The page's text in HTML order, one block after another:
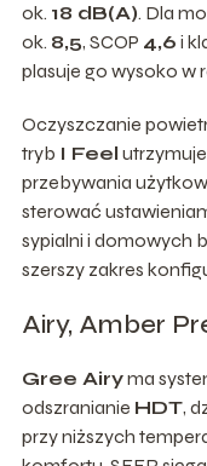
ok. 18 dB(A). Dla
ok. 8,5, SCOP 4,6 i
plasuje go wysoko w
Oczyszczanie
tryb I Feel
przebywania
sterować
sypialni i domowych
szerszy zakres
Airy, Amber
Gree Airyma
odszranianie HDT,
przy niższych